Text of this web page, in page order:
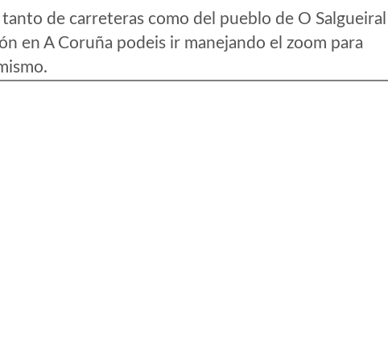
de carreteras como del pueblo de O Salgueiral
en A Coruña podeis ir manejando el zoom para